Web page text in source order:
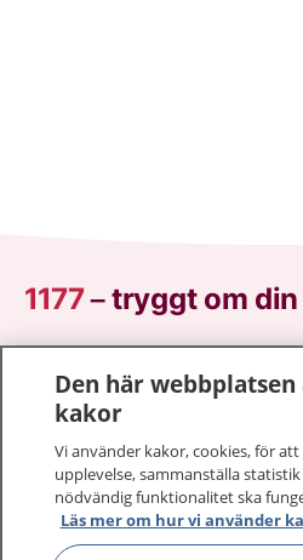
1177–tryggt om
På 1177.se får du råd om
sjukdomar och vilka
Logga in för att läsa din
vårdärenden. Ring
sjukvårdsrådgivning dygnet
1177 ger dig råd när du vill
Den här
kakor
Vi använder kakor, cookies, för
upplevelse, sammanställa
nödvändig funktionalitet ska
Läs mer om hur vi använder